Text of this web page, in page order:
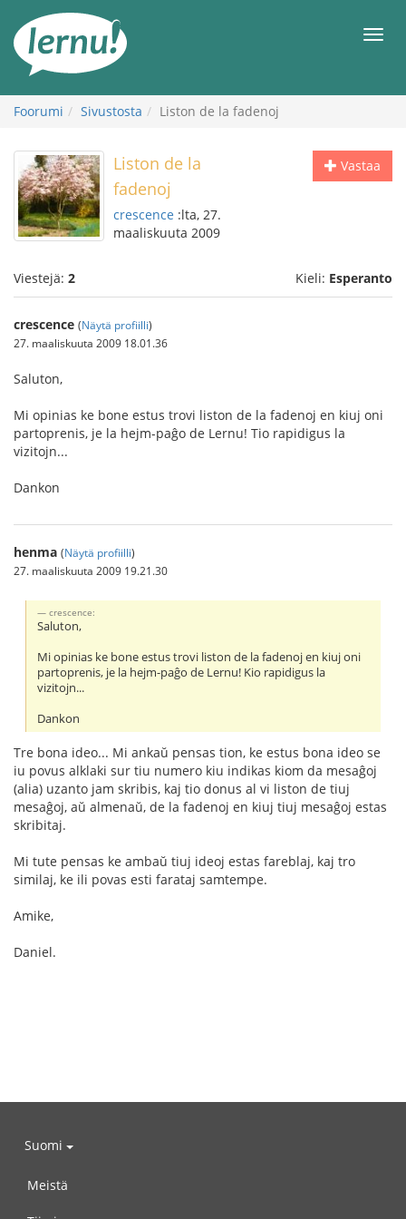
sisältöön
Foorumi Sivustosta Liston de la fadenoj
Vastaa
Liston de la
fadenoj
crescence :lta, 27.
maaliskuuta 2009
Viestejä: 2 Kieli: Esperanto
crescence (Näytä profiilli)
27. maaliskuuta 2009 18.01.36
Saluton,
Mi opinias ke bone estus trovi liston de la fadenoj en kiuj oni
partoprenis, je la hejm-paĝo de Lernu! Tio rapidigus la
vizitojn...
Dankon
henma (Näytä profiilli)
27. maaliskuuta 2009 19.21.30
crescence:
Saluton,
Mi opinias ke bone estus trovi liston de la fadenoj en kiuj oni
partoprenis, je la hejm-paĝo de Lernu! Kio rapidigus la
vizitojn...
Dankon
Tre bona ideo... Mi ankaŭ pensas tion, ke estus bona ideo se
iu povus alklaki sur tiu numero kiu indikas kiom da mesaĝoj
(alia) uzanto jam skribis, kaj tio donus al vi liston de tiuj
mesaĝoj, aŭ almenaŭ, de la fadenoj en kiuj tiuj mesaĝoj estas
skribitaj.
Mi tute pensas ke ambaŭ tiuj ideoj estas fareblaj, kaj tro
similaj, ke ili povas esti farataj samtempe.
Amike,
Daniel.
Suomi
Meistä